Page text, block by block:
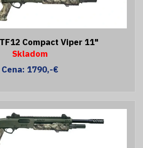
Compact Viper 11"
Skladom
Cena: 1790,-€